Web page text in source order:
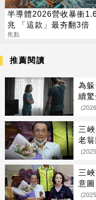
半導體2026營收暴衝
兆 「這款」最夯翻3倍
焦點
推薦閱讀
為
續
三
老
三
意